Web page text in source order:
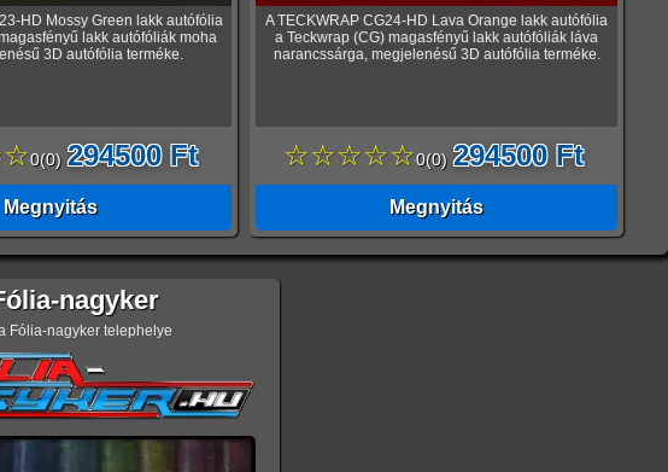
HD Mossy Green lakk autófólia
lakk autófóliák moha
3D autófólia terméke.
0(0) 294500 Ft
Megnyitás
A TECKWRAP CG24-HD Lava Orange lakk autófólia
a Teckwrap (CG) magasfényű lakk autófóliák láva
narancssárga, megjelenésű 3D autófólia terméke.
☆☆☆☆☆0(0) 294500 Ft
Megnyitás
nagyker
Fólia-nagyker telephelye